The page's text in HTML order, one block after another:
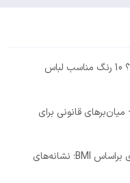
با لباس مجلسی طوسی چه کفشی بپوشیم؟ 10 رنگ مناسب لباس
قانونی برای
افزایش وزن در بارداری؛ محدوده پیشنهادی براساس BMI؛ نشانه‌های